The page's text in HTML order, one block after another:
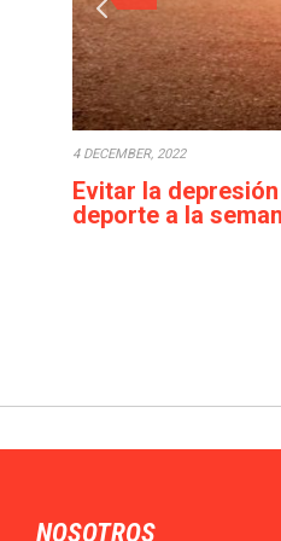
4 DECEMBER, 2022
Evitar la
deporte a la
NOSOTROS